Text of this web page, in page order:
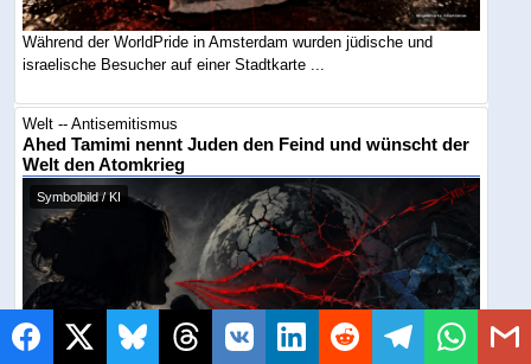
Während der WorldPride in Amsterdam wurden jüdische und
israelische Besucher auf einer Stadtkarte ...
Welt -- Antisemitismus
Ahed Tamimi nennt Juden den Feind und wünscht der
Welt den Atomkrieg
Symbolbild / KI